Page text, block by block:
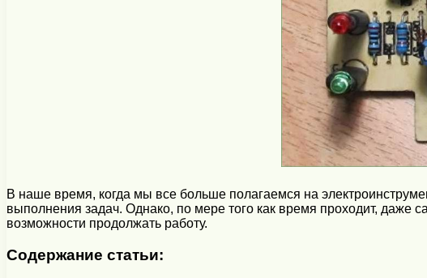
В наше время, когда мы все больше полагаемся на
выполнения задач. Однако, по мере того как время проходит, даже
возможности продолжать работу.
Содержание статьи: